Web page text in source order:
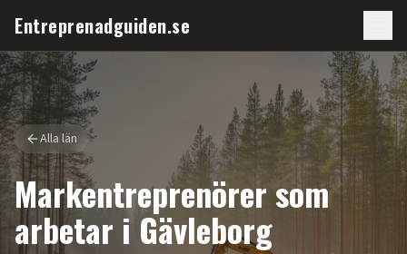
Entreprenadguiden.se
Alla län
Markentreprenörer som
arbetar i Gävleborg